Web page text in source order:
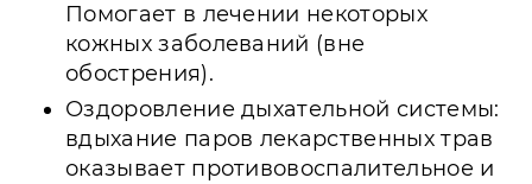
Помогает в лечении некоторых
кожных заболеваний (вне
обострения).
Оздоровление дыхательной системы:
вдыхание паров лекарственных трав
оказывает противовоспалительное и